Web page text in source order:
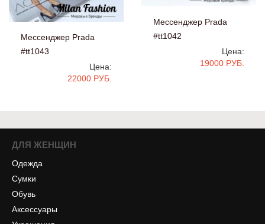
Мессенджер Prada
#tt1042
Цена:
19000 РУБ.
Мессенджер Prada
#tt1043
Цена:
22000 РУБ.
ДЛЯ ЖЕНЩИН
Одежда
Сумки
Обувь
Аксессуары